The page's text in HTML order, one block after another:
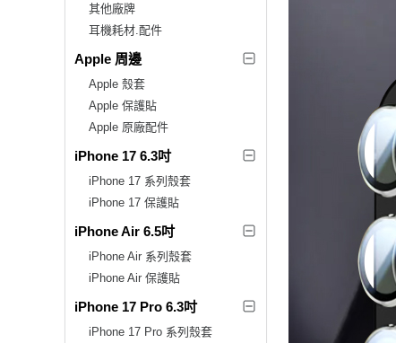
其他廠牌
耳機耗材.配件
Apple 周邊
Apple 殼套
Apple 保護貼
Apple 原廠配件
iPhone 17 6.3吋
iPhone 17 系列殼套
iPhone 17 保護貼
iPhone Air 6.5吋
iPhone Air 系列殼套
iPhone Air 保護貼
iPhone 17 Pro 6.3吋
iPhone 17 Pro 系列殼套